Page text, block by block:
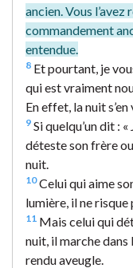
ancien. Vous l’avez
commandement
entendue.
8 Et pourtant, je
qui est vraiment
En effet, la nuit
9 Si quelqu’un dit :
déteste son frère
nuit.
10Celui qui aime
lumière, il ne risque
11 Mais celui qui
nuit, il marche dans
rendu aveugle.